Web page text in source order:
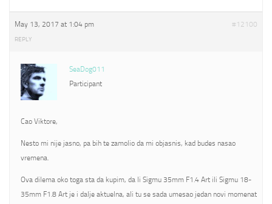
May 13, 2017 at 1:04 pm #12100
REPLY
SeaDog011
Participant
Cao Viktore,
Nesto mi nije jasno, pa bih te zamolio da mi objasnis, kad budes nasao
vremena.
Ova dilema oko toga sta da kupim, da li Sigmu 35mm F1.4 Art ili Sigmu 18-
35mm F1.8 Art je i dalje aktuelna, ali tu se sada umesao jedan novi momenat